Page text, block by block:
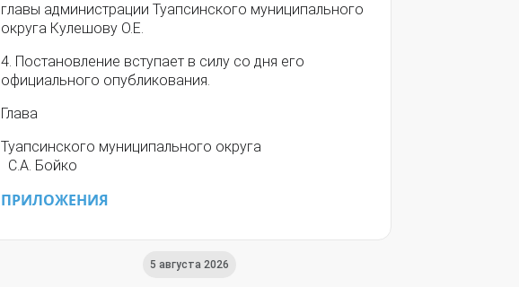
главы администрации Туапсинского муниципального
округа Кулешову О.Е.
4. Постановление вступает в силу со дня его
официального опубликования.
Глава
Туапсинского муниципального округа
С.А. Бойко
ПРИЛОЖЕНИЯ
5 августа 2026